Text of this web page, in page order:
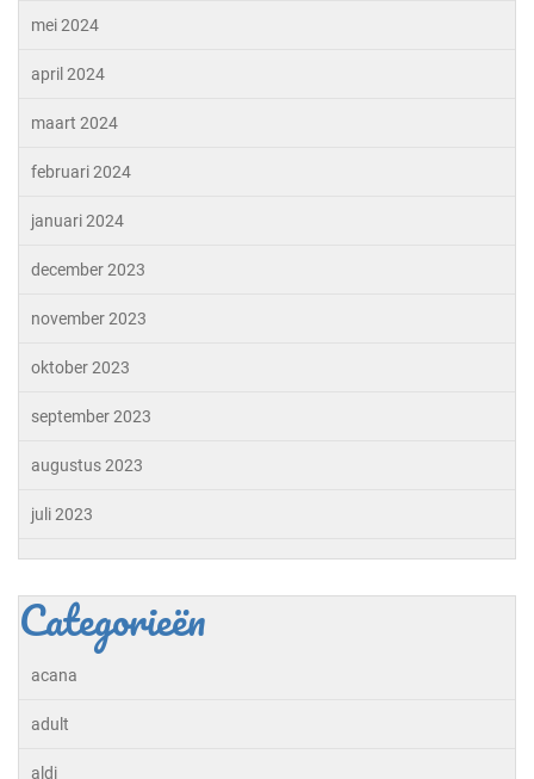
mei 2024
april 2024
maart 2024
februari 2024
januari 2024
december 2023
november 2023
oktober 2023
september 2023
augustus 2023
juli 2023
Categorieën
acana
adult
aldi